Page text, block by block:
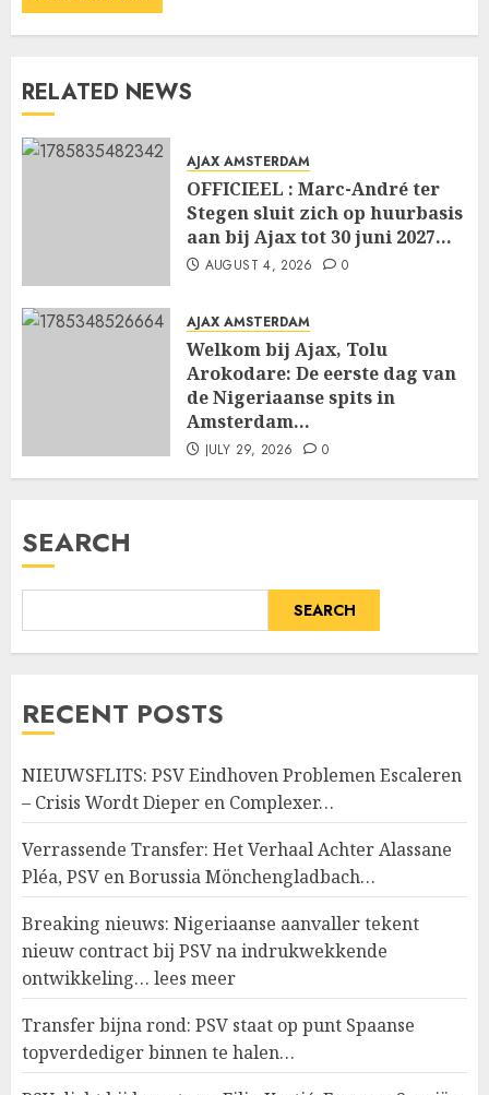
RELATED NEWS
AJAX AMSTERDAM
OFFICIEEL : Marc-André ter
Stegen sluit zich op huurbasis
aan bij Ajax tot 30 juni 2027…
AUGUST 4, 2026 0
AJAX AMSTERDAM
Welkom bij Ajax, Tolu
Arokodare: De eerste dag van
de Nigeriaanse spits in
Amsterdam…
JULY 29, 2026 0
SEARCH
SEARCH
RECENT POSTS
NIEUWSFLITS: PSV Eindhoven Problemen Escaleren
– Crisis Wordt Dieper en Complexer…
Verrassende Transfer: Het Verhaal Achter Alassane
Pléa, PSV en Borussia Mönchengladbach…
Breaking nieuws: Nigeriaanse aanvaller tekent
nieuw contract bij PSV na indrukwekkende
ontwikkeling… lees meer
Transfer bijna rond: PSV staat op punt Spaanse
topverdediger binnen te halen…